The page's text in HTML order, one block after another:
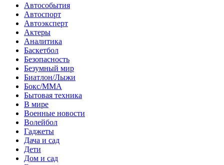
Автособытия
Автоспорт
Автоэксперт
Актеры
Аналитика
Баскетбол
Безопасность
Безумный мир
Биатлон/Лыжи
Бокс/MMA
Бытовая техника
В мире
Военные новости
Волейбол
Гаджеты
Дача и сад
Дети
Дом и сад